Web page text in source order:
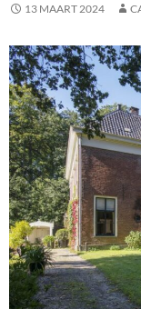
13 MAART 2024